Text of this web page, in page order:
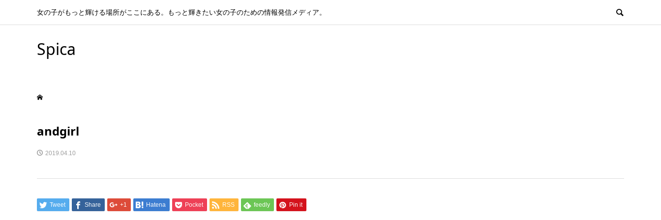
女の子がもっと輝ける場所がここにある。もっと輝きたい女の子のための情報発信メディア。
Spica
andgirl
2019.04.10
Tweet Share +1 Hatena Pocket RSS feedly Pin it